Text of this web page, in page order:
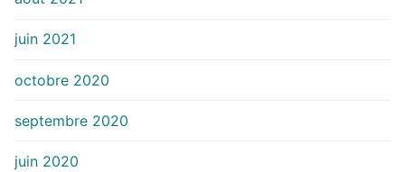
juin 2021
octobre 2020
septembre 2020
juin 2020